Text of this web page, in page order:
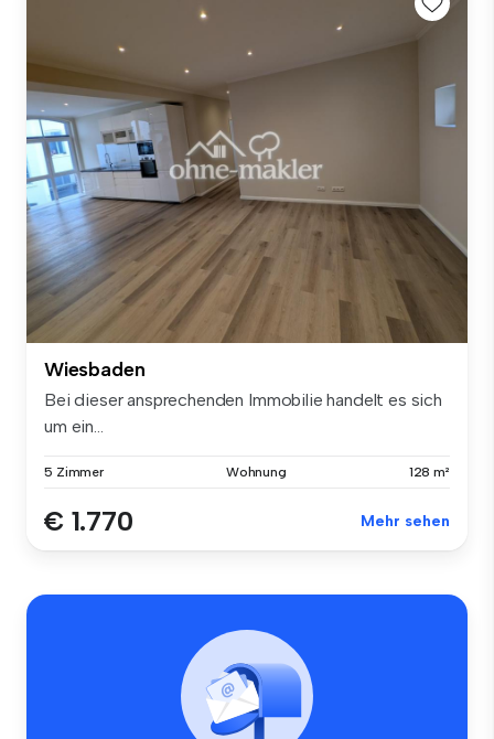
Wiesbaden
Bei dieser ansprechenden Immobilie handelt es sich
um ein...
5 Zimmer Wohnung 128 m²
€ 1.770 Mehr sehen